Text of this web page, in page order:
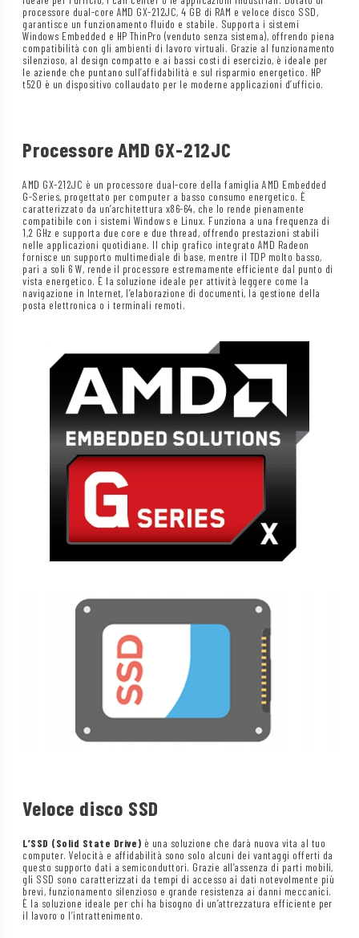
processore dual-core AMD GX-212JC, 4 GB di RAM e veloce disco SSD,
garantisce un funzionamento fluido e stabile. Supporta i sistemi
Windows Embedded e HP ThinPro (venduto senza sistema), offrendo piena
compatibilità con gli ambienti di lavoro virtuali. Grazie al funzionamento
silenzioso, al design compatto e ai bassi costi di esercizio, è ideale per
le aziende che puntano sull’affidabilità e sul risparmio energetico. HP
t520 è un dispositivo collaudato per le moderne applicazioni d’ufficio.
Processore AMD GX-212JC
AMD GX-212JC è un processore dual-core della famiglia AMD Embedded
G-Series, progettato per computer a basso consumo energetico. È
caratterizzato da un’architettura x86-64, che lo rende pienamente
compatibile con i sistemi Windows e Linux. Funziona a una frequenza di
1,2 GHz e supporta due core e due thread, offrendo prestazioni stabili
nelle applicazioni quotidiane. Il chip grafico integrato AMD Radeon
fornisce un supporto multimediale di base, mentre il TDP molto basso,
pari a soli 6 W, rende il processore estremamente efficiente dal punto di
vista energetico. È la soluzione ideale per attività leggere come la
navigazione in Internet, l’elaborazione di documenti, la gestione della
posta elettronica o i terminali remoti.
Veloce disco SSD
L’SSD (Solid State Drive) è una soluzione che darà nuova vita al tuo
computer. Velocità e affidabilità sono solo alcuni dei vantaggi offerti da
questo supporto dati a semiconduttori. Grazie all’assenza di parti mobili,
gli SSD sono caratterizzati da tempi di accesso ai dati notevolmente più
brevi, funzionamento silenzioso e grande resistenza ai danni meccanici.
È la soluzione ideale per chi ha bisogno di un’attrezzatura efficiente per
il lavoro o l’intrattenimento.